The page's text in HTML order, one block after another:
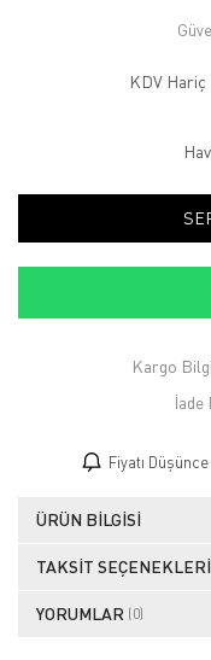
KDV Hariç
Kargo
İade
Fiyatı
ÜRÜN BILGISI
TAKSIT SEÇENEKLERI
YORUMLAR (0)